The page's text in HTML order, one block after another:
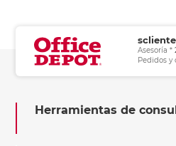
Asesoría *
Pedidos
Herramientas de